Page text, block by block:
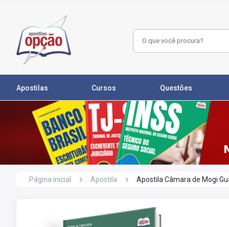
Apostilas Cursos Questões
Página inicial Apostila Apostila Câmara de Mogi